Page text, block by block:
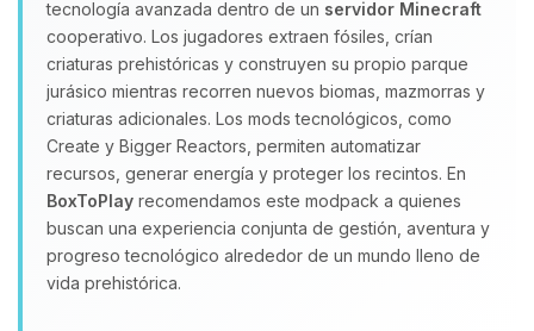
tecnología avanzada dentro de un servidor Minecraft
cooperativo. Los jugadores extraen fósiles, crían
criaturas prehistóricas y construyen su propio parque
jurásico mientras recorren nuevos biomas, mazmorras y
criaturas adicionales. Los mods tecnológicos, como
Create y Bigger Reactors, permiten automatizar
recursos, generar energía y proteger los recintos. En
BoxToPlay recomendamos este modpack a quienes
buscan una experiencia conjunta de gestión, aventura y
progreso tecnológico alrededor de un mundo lleno de
vida prehistórica.